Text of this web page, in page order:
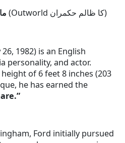
(Outworld کا ظالم حکمران)
1982) is an English
personality, and actor.
of 6 feet 8 inches (203
he has earned the
Ford initially pursued